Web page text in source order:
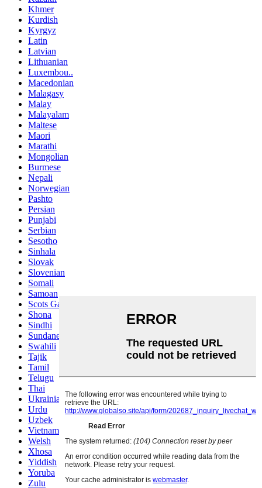
Khmer
Kurdish
Kyrgyz
Latin
Latvian
Lithuanian
Luxembou..
Macedonian
Malagasy
Malay
Malayalam
Maltese
Maori
Marathi
Mongolian
Burmese
Nepali
Norwegian
Pashto
Persian
Punjabi
Serbian
Sesotho
Sinhala
Slovak
Slovenian
Somali
Samoan
Scots Gaelic
Shona
Sindhi
Sundanese
Swahili
Tajik
Tamil
Telugu
Thai
Ukrainian
Urdu
Uzbek
Vietnamese
Welsh
Xhosa
Yiddish
Yoruba
Zulu